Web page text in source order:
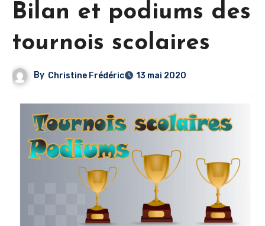
Bilan et podiums des
tournois scolaires
By Christine Frédéric 13 mai 2020